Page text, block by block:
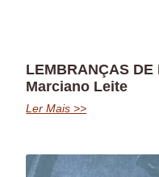
LEMBRANÇAS
Marciano Leite
Ler Mais >>